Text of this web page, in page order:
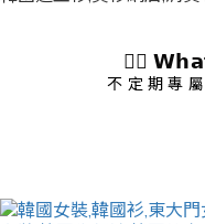
👇🏻
不 定 期 專